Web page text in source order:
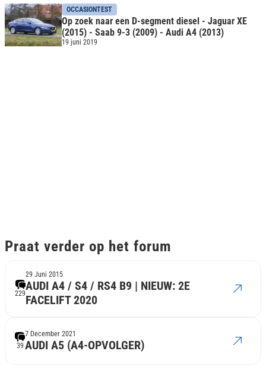
OCCASIONTEST
Op zoek naar een D-segment diesel - Jaguar XE
(2015) - Saab 9-3 (2009) - Audi A4 (2013)
19 juni 2019
Praat verder op het forum
229
AUDI A4 / S4 / RS4 B9 | NIEUW: 2E
FACELIFT 2020
29 Juni 2015
39AUDI A5 (A4-OPVOLGER)
7 December 2021